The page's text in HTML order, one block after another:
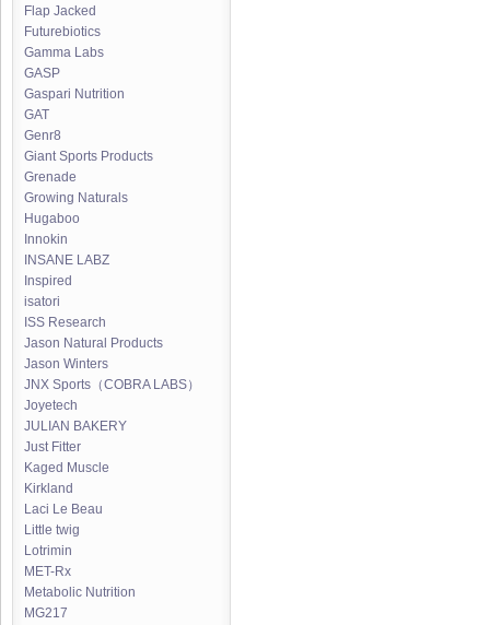
Flap Jacked
Futurebiotics
Gamma Labs
GASP
Gaspari Nutrition
GAT
Genr8
Giant Sports Products
Grenade
Growing Naturals
Hugaboo
Innokin
INSANE LABZ
Inspired
isatori
ISS Research
Jason Natural Products
Jason Winters
JNX Sports（COBRA LABS）
Joyetech
JULIAN BAKERY
Just Fitter
Kaged Muscle
Kirkland
Laci Le Beau
Little twig
Lotrimin
MET-Rx
Metabolic Nutrition
MG217